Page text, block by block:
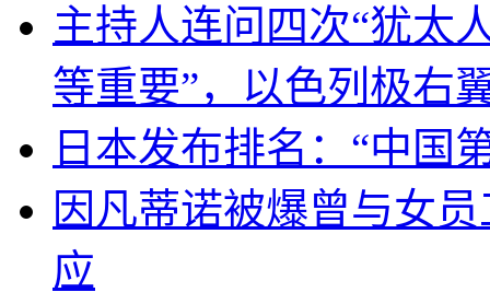
主持人连问四次“犹太
等重要”，以色列极右
日本发布排名：“中国
因凡蒂诺被爆曾与女
应